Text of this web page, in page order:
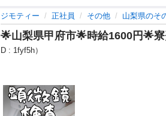
ジモティー 正社員 その他 山梨県のそ
🌟山梨県甲府市🌟時給1600円🌟
D : 1fyf5h）